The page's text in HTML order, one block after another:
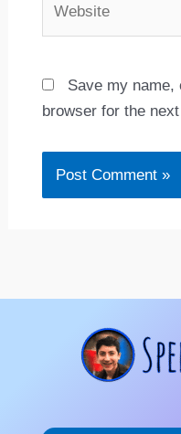
Save my name,
browser for the